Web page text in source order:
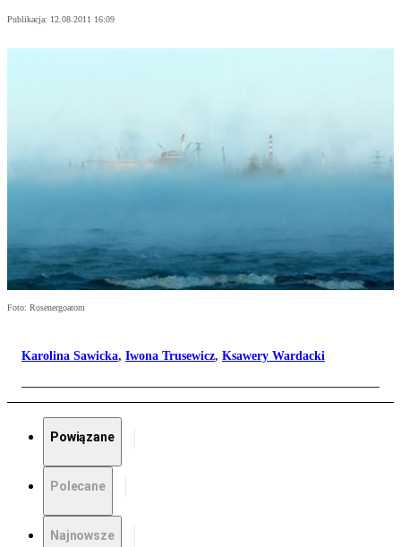
Publikacja: 12.08.2011 16:09
Foto: Rosenergoatom
Karolina Sawicka, Iwona Trusewicz, Ksawery Wardacki
Powiązane
Polecane
Najnowsze